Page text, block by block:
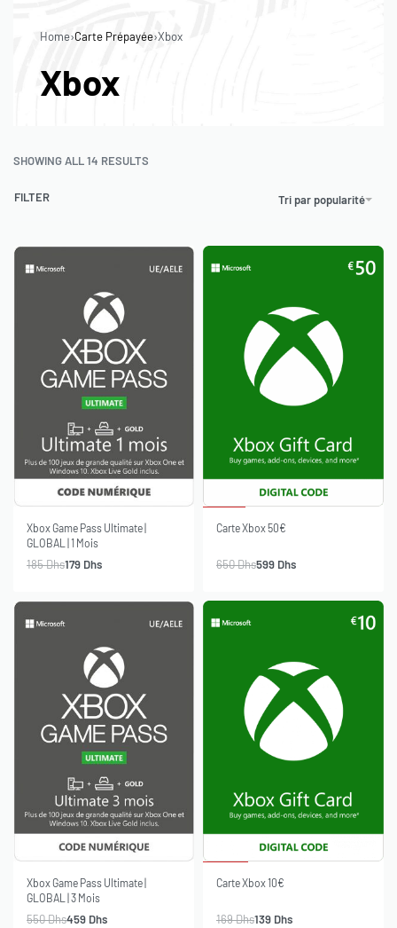
Home›Carte Prépayée›Xbox
Xbox
SHOWING ALL 14 RESULTS
Tri par popularité
FILTER
Xbox Game Pass Ultimate |
GLOBAL | 1 Mois
185Dhs179 Dhs
Carte Xbox 50€
650Dhs599 Dhs
Xbox Game Pass Ultimate |
GLOBAL | 3 Mois
550Dhs459 Dhs
Carte Xbox 10€
169Dhs139 Dhs